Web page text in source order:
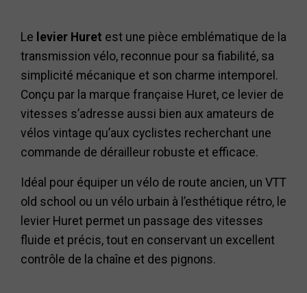
Le levier Huret est une pièce emblématique de la
transmission vélo, reconnue pour sa fiabilité, sa
simplicité mécanique et son charme intemporel.
Conçu par la marque française Huret, ce levier de
vitesses s’adresse aussi bien aux amateurs de
vélos vintage qu’aux cyclistes recherchant une
commande de dérailleur robuste et efficace.
Idéal pour équiper un vélo de route ancien, un VTT
old school ou un vélo urbain à l’esthétique rétro, le
levier Huret permet un passage des vitesses
fluide et précis, tout en conservant un excellent
contrôle de la chaîne et des pignons.